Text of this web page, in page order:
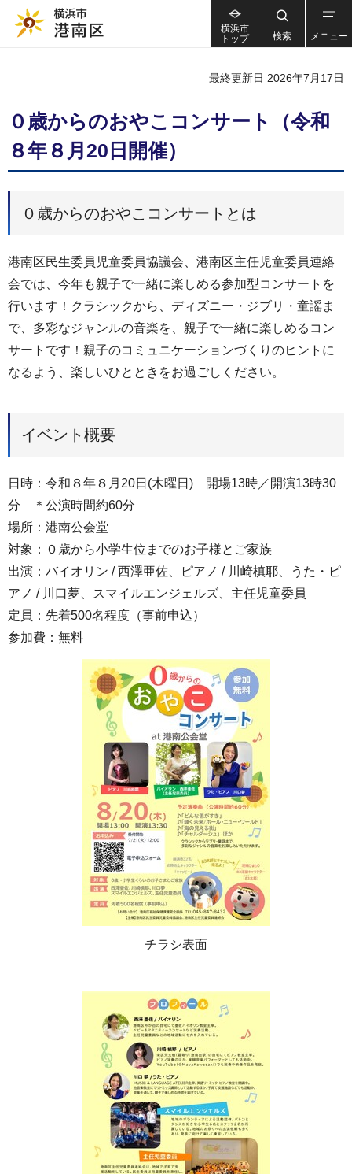
横浜市
トップ
検索 メニュー
最終更新日 2026年7月17日
０歳からのおやこコンサート（令和
８年８月20日開催）
０歳からのおやこコンサートとは
港南区民生委員児童委員協議会、港南区主任児童委員連絡
会では、今年も親子で一緒に楽しめる参加型コンサートを
行います！クラシックから、ディズニー・ジブリ・童謡ま
で、多彩なジャンルの音楽を、親子で一緒に楽しめるコン
サートです！親子のコミュニケーションづくりのヒントに
なるよう、楽しいひとときをお過ごしください。
イベント概要
日時：令和８年８月20日(木曜日) 開場13時／開演13時30
分 ＊公演時間約60分
場所：港南公会堂
対象：０歳から小学生位までのお子様とご家族
出演：バイオリン / 西澤亜佐、ピアノ / 川崎槙耶、うた・ピ
アノ / 川口夢、スマイルエンジェルズ、主任児童委員
定員：先着500名程度（事前申込）
参加費：無料
チラシ表面